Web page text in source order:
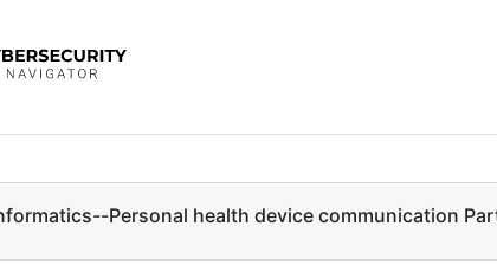
Personal health device communication